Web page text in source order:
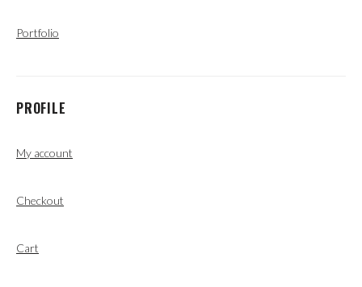
Portfolio
PROFILE
My account
Checkout
Cart